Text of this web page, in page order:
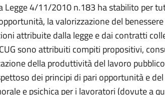
Legge 4/11/2010 n.183 ha stabilito per
la valorizzazione del
attribuite dalla legge e dai contratti
sono attribuiti compiti propositivi,
della produttività del lavoro
dei principi di pari opportunità e
e psichica per i lavoratori (dovute a